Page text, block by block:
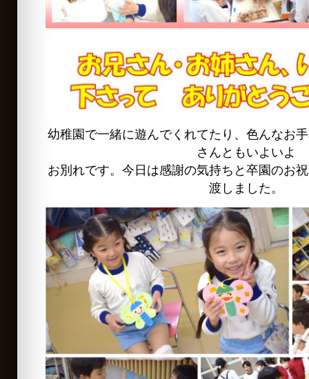
幼稚園で一緒に遊んでくれてたり、色んなお
さんともいよいよ
お別れです。今日は感謝の気持ちと卒園のお
渡しました。